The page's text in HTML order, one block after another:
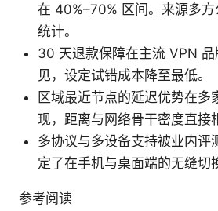
在 40%–70% 区间。来源多
统计。
30 天退款保障在主流 VPN
见，设定试错成本降至最低。
区域最近节点的延迟优势在多
现，距离与网络骨干密度直接
多协议与多设备支持被业内评
定了在手机与桌面端的无缝切
参考阅读